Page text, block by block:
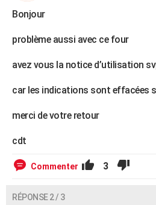
Bonjour
problème aussi avec ce four
avez vous la notice d’utilisation
car les indications sont effacées
merci de votre retour
cdt
Commenter 3
RÉPONSE 2 / 3